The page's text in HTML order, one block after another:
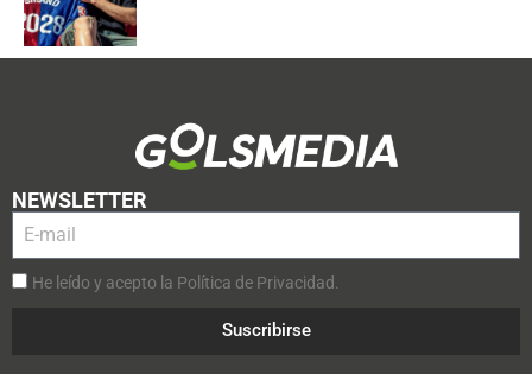
NEWSLETTER
He leído y acepto la Política de Privacidad.
Suscribirse